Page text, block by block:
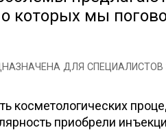
о которых мы
ДЛЯ СПЕЦИАЛИСТОВ
косметологических
приобрели